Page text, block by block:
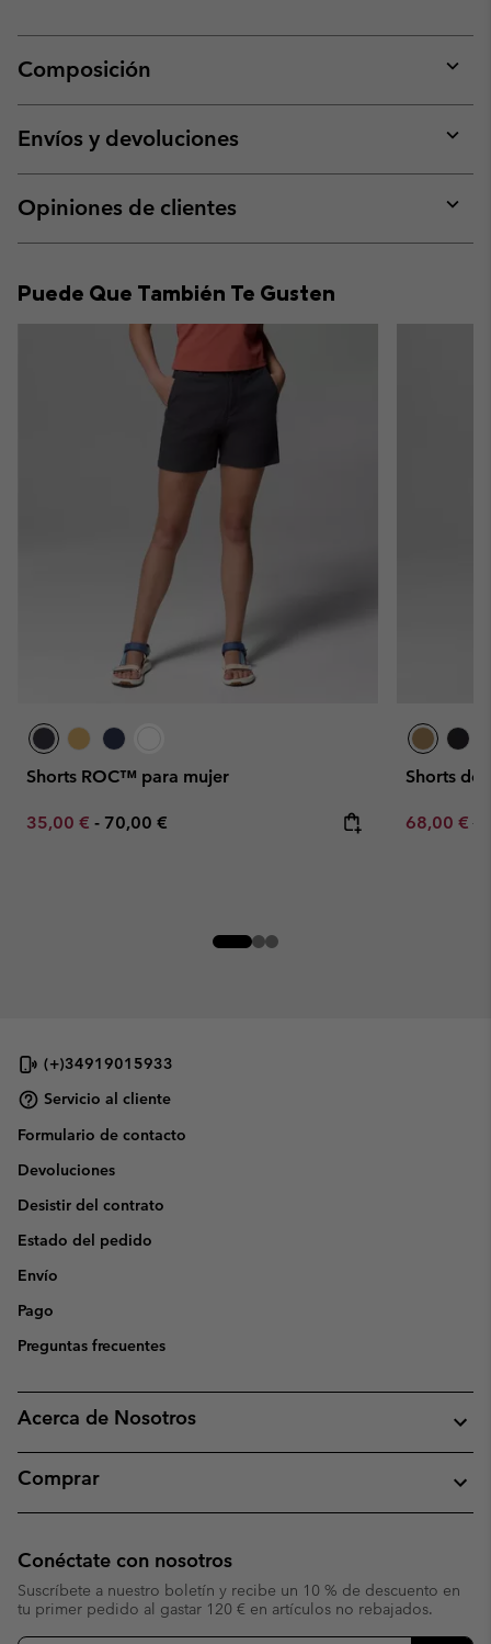
Composición
or
Envíos y devoluciones
or
Opiniones de clientes
or
Puede Que También Te Gusten
Shorts ROC™ para mujer
Minimum sale price:
35,00 € - Maximum price:
70,00 €
Shorts de
Sale price:
68,00 €
(+)34919015933
Servicio al cliente
Formulario de contacto
Devoluciones
Desistir del contrato
Estado del pedido
Envío
Pago
Preguntas frecuentes
Acerca de Nosotros
Comprar
Conéctate con nosotros
Suscríbete a nuestro boletín y recibe un 10 % de descuento en
tu primer pedido al gastar 120 € en artículos no rebajados.